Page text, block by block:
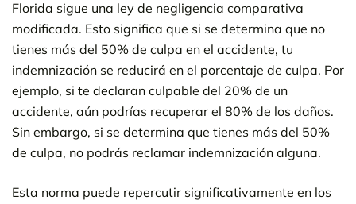
Florida sigue una ley de negligencia comparativa
modificada. Esto significa que si se determina que no
tienes más del 50% de culpa en el accidente, tu
indemnización se reducirá en el porcentaje de culpa. Por
ejemplo, si te declaran culpable del 20% de un
accidente, aún podrías recuperar el 80% de los daños.
Sin embargo, si se determina que tienes más del 50%
de culpa, no podrás reclamar indemnización alguna.
Esta norma puede repercutir significativamente en los